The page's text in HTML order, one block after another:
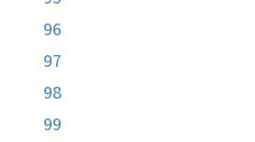
96
97
98
99